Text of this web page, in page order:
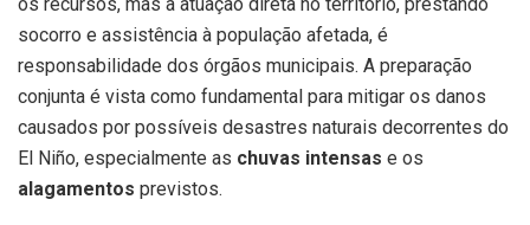
socorro e assistência à população afetada, é
responsabilidade dos órgãos municipais. A preparação
conjunta é vista como fundamental para mitigar os danos
causados por possíveis desastres naturais decorrentes do
El Niño, especialmente as chuvas intensas e os
alagamentos previstos.